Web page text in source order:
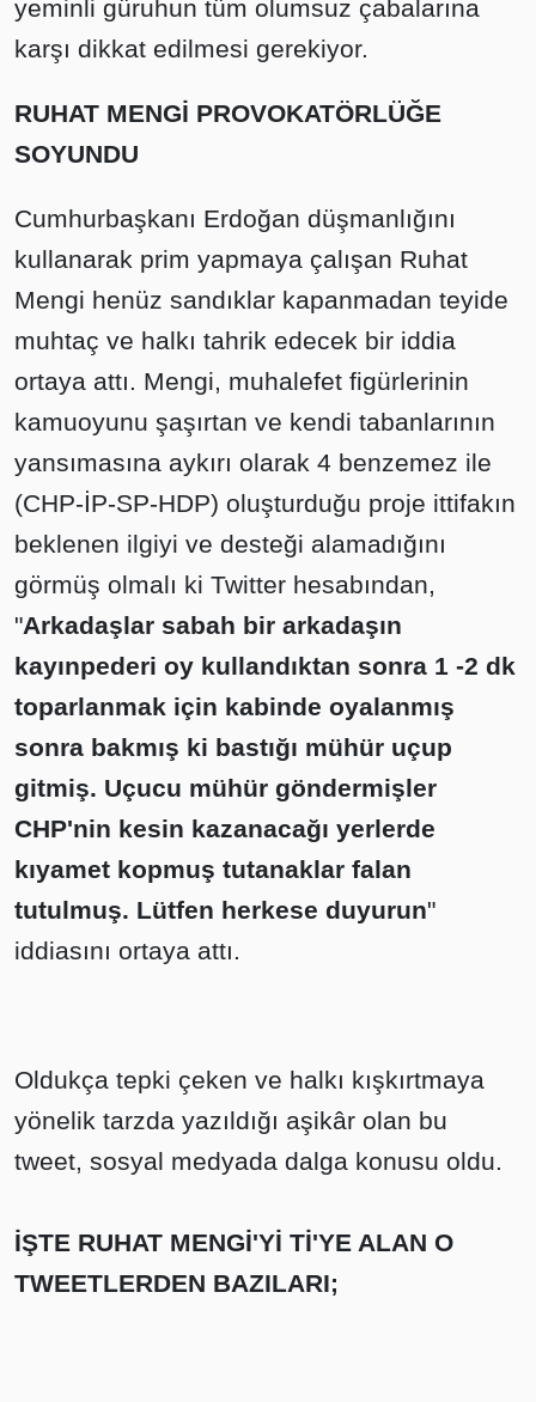
yeminli güruhun tüm olumsuz çabalarına
karşı dikkat edilmesi gerekiyor.
RUHAT MENGİ PROVOKATÖRLÜĞE
SOYUNDU
Cumhurbaşkanı Erdoğan düşmanlığını
kullanarak prim yapmaya çalışan Ruhat
Mengi henüz sandıklar kapanmadan teyide
muhtaç ve halkı tahrik edecek bir iddia
ortaya attı. Mengi, muhalefet figürlerinin
kamuoyunu şaşırtan ve kendi tabanlarının
yansımasına aykırı olarak 4 benzemez ile
(CHP-İP-SP-HDP) oluşturduğu proje ittifakın
beklenen ilgiyi ve desteği alamadığını
görmüş olmalı ki Twitter hesabından,
"Arkadaşlar sabah bir arkadaşın
kayınpederi oy kullandıktan sonra 1 -2 dk
toparlanmak için kabinde oyalanmış
sonra bakmış ki bastığı mühür uçup
gitmiş. Uçucu mühür göndermişler
CHP'nin kesin kazanacağı yerlerde
kıyamet kopmuş tutanaklar falan
tutulmuş. Lütfen herkese duyurun"
iddiasını ortaya attı.
Oldukça tepki çeken ve halkı kışkırtmaya
yönelik tarzda yazıldığı aşikâr olan bu
tweet, sosyal medyada dalga konusu oldu.
İŞTE RUHAT MENGİ'Yİ Tİ'YE ALAN O
TWEETLERDEN BAZILARI;